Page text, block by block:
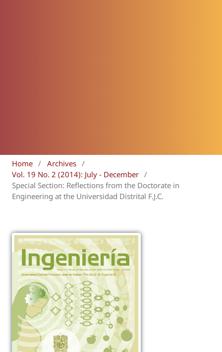
Home / Archives /
Vol. 19 No. 2 (2014): July - December /
Special Section: Reflections from the Doctorate in
Engineering at the Universidad Distrital F.J.C.